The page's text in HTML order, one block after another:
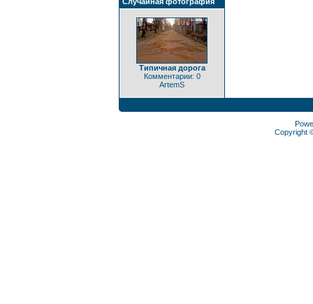
Типичная дорога
Комментарии: 0
ArtemS
Copyright